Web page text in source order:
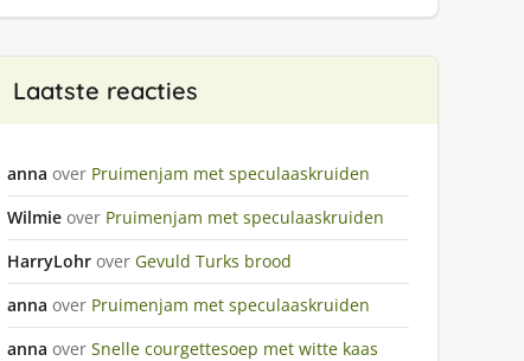
Laatste reacties
anna over Pruimenjam met speculaaskruiden
Wilmie over Pruimenjam met speculaaskruiden
HarryLohr over Gevuld Turks brood
anna over Pruimenjam met speculaaskruiden
anna over Snelle courgettesoep met witte kaas